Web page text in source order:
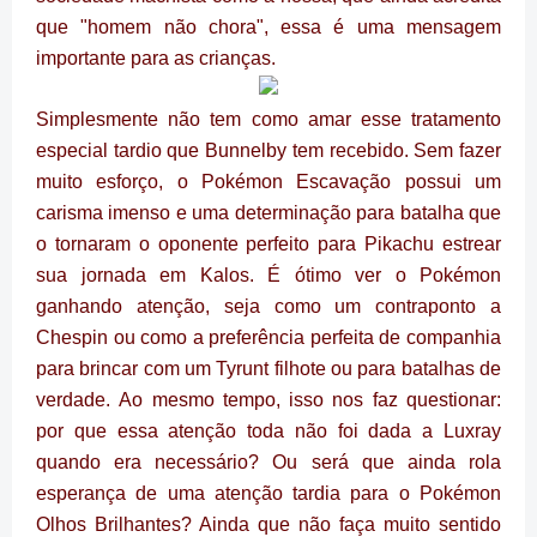
que "homem não chora", essa é uma mensagem
importante para as crianças.
Simplesmente não tem como amar esse tratamento
especial tardio que Bunnelby tem recebido. Sem fazer
muito esforço, o Pokémon Escavação possui um
carisma imenso e uma determinação para batalha que
o tornaram o oponente perfeito para Pikachu estrear
sua jornada em Kalos. É ótimo ver o Pokémon
ganhando atenção, seja como um contraponto a
Chespin ou como a preferência perfeita de companhia
para brincar com um Tyrunt filhote ou para batalhas de
verdade. Ao mesmo tempo, isso nos faz questionar:
por que essa atenção toda não foi dada a Luxray
quando era necessário? Ou será que ainda rola
esperança de uma atenção tardia para o Pokémon
Olhos Brilhantes? Ainda que não faça muito sentido